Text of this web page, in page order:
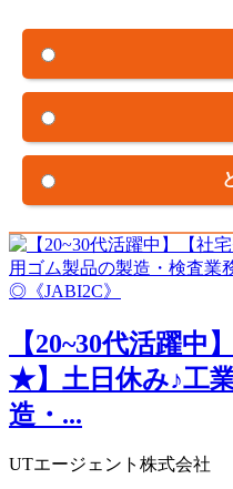
【20~30代活躍中
★】土日休み♪工
造・...
UTエージェント株式会社